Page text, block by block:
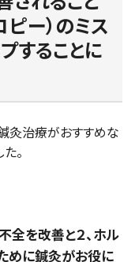
ー）のミス
することに
灸治療がおすすめな
。
全を改善と２、ホル
めに鍼灸がお役に